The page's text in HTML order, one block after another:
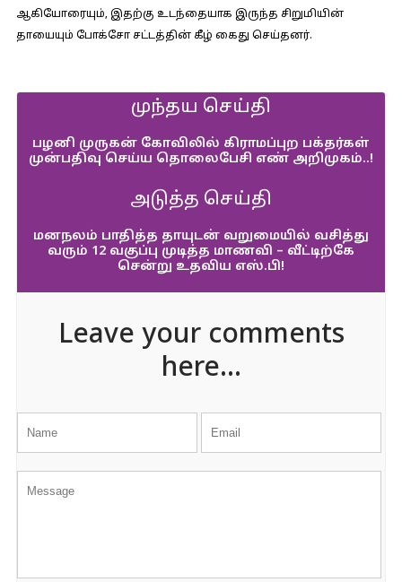
ஆகியோரையும், இதற்கு உடந்தையாக இருந்த சிறுமியின்
தாயையும் போக்சோ சட்டத்தின் கீழ் கைது செய்தனர்.
முந்தய செய்தி
பழனி முருகன் கோவிலில் கிராமப்புற பக்தர்கள்
முன்பதிவு செய்ய தொலைபேசி எண் அறிமுகம்..!
அடுத்த செய்தி
மனநலம் பாதித்த தாயுடன் வறுமையில் வசித்து
வரும் 12 வகுப்பு முடித்த மாணவி – வீட்டிற்கே
சென்று உதவிய எஸ்.பி!
Leave your comments
here...